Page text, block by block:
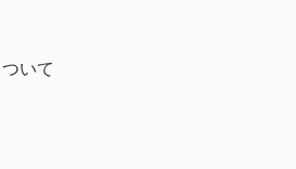
いて